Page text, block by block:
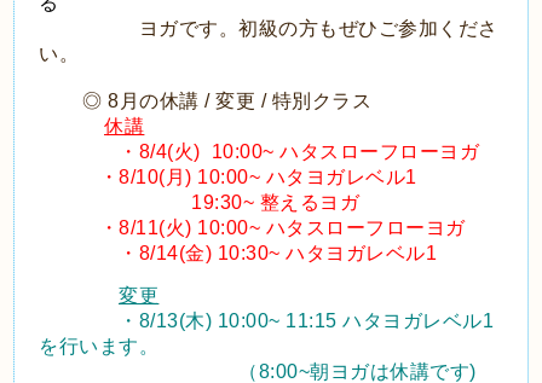
ヨガです。初級の方もぜひご参加くださ
い。
◎ 8月の休講 / 変更 / 特別クラス
休講
・8/4(火) 10:00~ ハタスローフローヨガ
・8/10(月) 10:00~ ハタヨガレベル1
19:30~ 整えるヨガ
・8/11(火) 10:00~ ハタスローフローヨガ
・8/14(金) 10:30~ ハタヨガレベル1
変更
・8/13(木) 10:00~ 11:15 ハタヨガレベル1
を行います。
（8:00~朝ヨガは休講です)